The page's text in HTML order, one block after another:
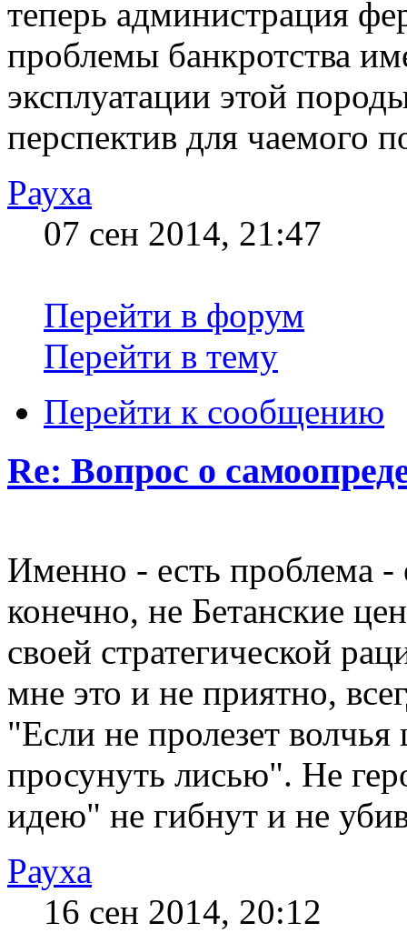
теперь администрация
проблемы банкротства
эксплуатации этой
перспектив для чаемого
Рауха
07 сен 2014, 21:47
Перейти в форум
Перейти в тему
Перейти к сообщению
Re: Вопрос о
Именно - есть проблема -
конечно, не Бетанские
своей стратегической
мне это и не приятно,
"Если не пролезет
просунуть лисью". Не
идею" не гибнут и не
Рауха
16 сен 2014, 20:12